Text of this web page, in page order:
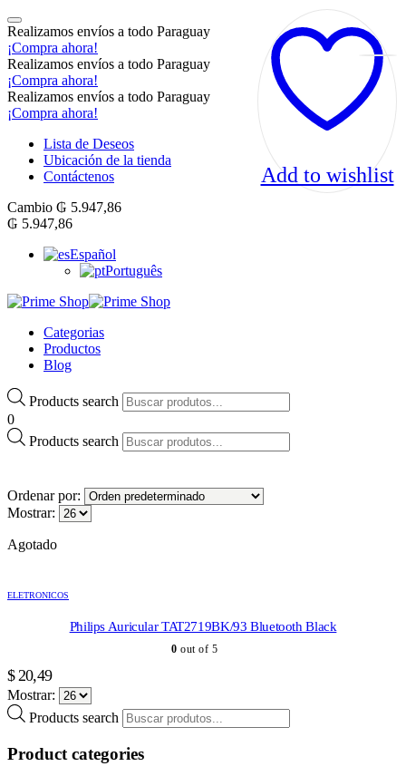
Realizamos envíos a todo Paraguay
¡Compra ahora!
Realizamos envíos a todo Paraguay
¡Compra ahora!
Realizamos envíos a todo Paraguay
¡Compra ahora!
Lista de Deseos
Ubicación de la tienda
Contáctenos
Cambio ₲ 5.947,86
₲ 5.947,86
Español
Português
Categorias
Productos
Blog
Products search
0
Products search
Ordenar por:
Mostrar:
Agotado
Add to wishlist
ELETRONICOS
Philips Auricular TAT2719BK/93 Bluetooth Black
0 out of 5
$20,49
Mostrar:
Products search
Product categories